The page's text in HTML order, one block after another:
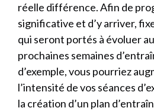
réelle différence. Afin de
significative et d’y arriver,
qui seront portés à évoluer
prochaines semaines
d’exemple, vous pourriez
l’intensité de vos séances
la création d’un plan